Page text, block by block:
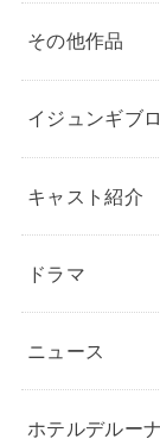
その他作品
イジュンギブ
キャスト紹介
ドラマ
ニュース
ホテルデルーナ